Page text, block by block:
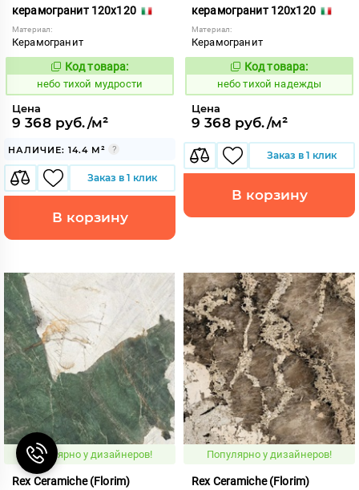
керамогранит 120x120
Материал:
Керамогранит
1122055
Код товара:
небо тихой мудрости
Цена
9 368 руб./м²
НАЛИЧИЕ: 14.4 М²
Заказ в 1 клик
В корзину
керамогранит 120x120
Материал:
Керамогранит
1122057
Код товара:
небо тихой надежды
Цена
9 368 руб./м²
Заказ в 1 клик
В корзину
Популярно у дизайнеров!
Rex Ceramiche (Florim)
Популярно у дизайнеров!
Rex Ceramiche (Florim)